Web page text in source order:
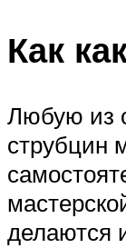
Как
Любую из
струбцин
делаются